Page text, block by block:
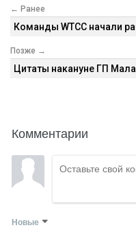
← Ранее
Команды WTCC начали
Позже →
Цитаты накануне ГП
Комментарии
Новые